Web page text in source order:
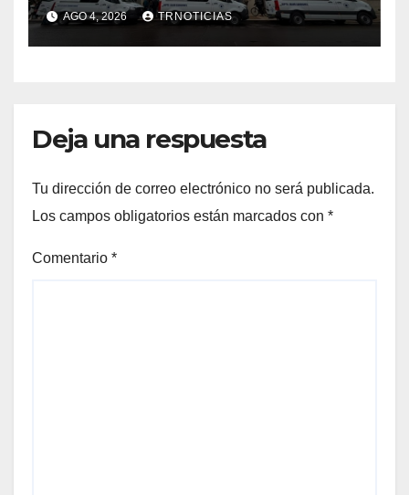
nuevas ambulancias para
Cauquenes y Sagrada Familia
AGO 4, 2026 TRNOTICIAS
Deja una respuesta
Tu dirección de correo electrónico no será publicada.
Los campos obligatorios están marcados con *
Comentario *